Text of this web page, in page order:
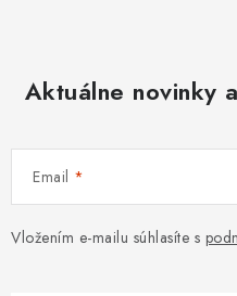
Aktuálne novinky
Email
Vložením e-mailu súhlasíte s